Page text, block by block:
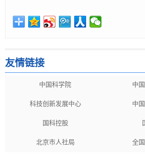
友情链接
中国科学院 中
科技创新发展中心 中
国科控股
北京市人社局 全